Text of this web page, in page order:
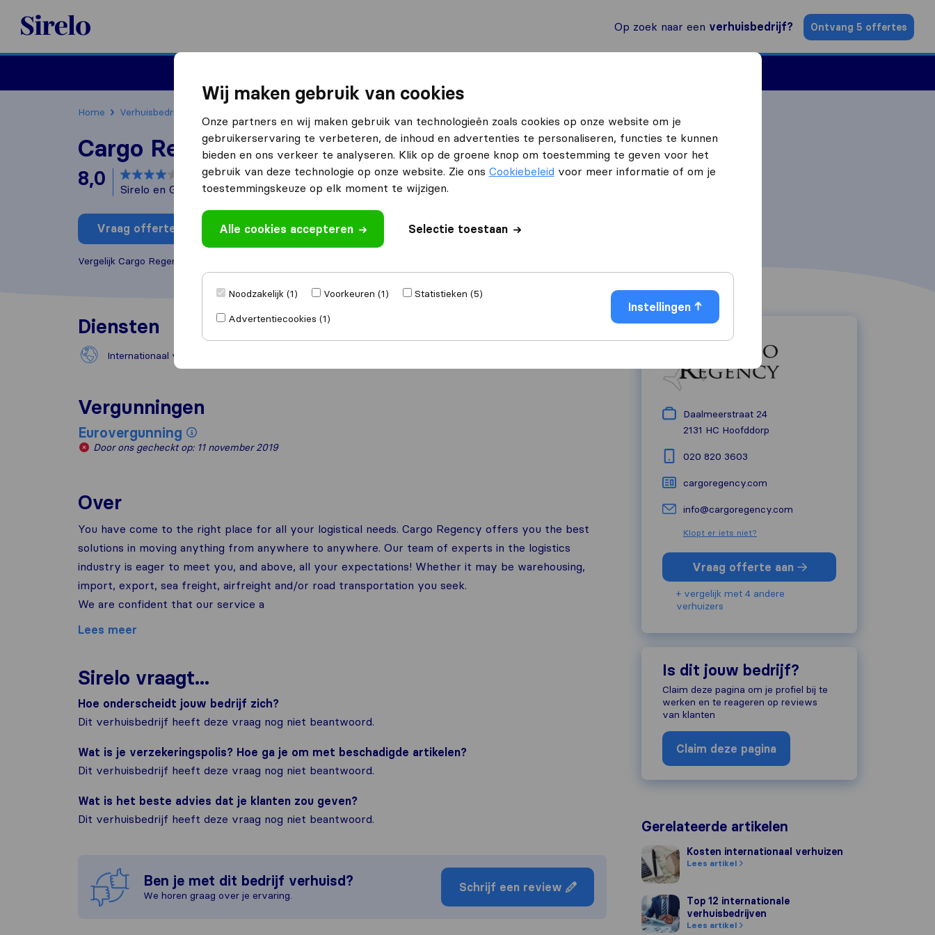
Sirelo.nl
Op zoek naar een verhuisbedrijf? Ontvang 5 offertes
Home Verhuisbedrijven
Cargo Regency
8,0 gebaseerd op1
Sirelo en Google reviews
i
Vraag offerte aan Schrijf beoordeling
Vergelijk Cargo Regency met andere
Diensten
Internationaal verhuizen
Vergunningen
Eurovergunning
Door ons gecheckt op: 11 november 2019
Over
You have come to the right place for all your logistical needs. Cargo Regency offers you the best
solutions in moving anything from anywhere to anywhere. Our team of experts in the logistics
industry is eager to meet you, and above, all your expectations! Whether it may be warehousing,
import, export, sea freight, airfreight and/or road transportation you seek.
We are confident that our service a
Lees meer
Sirelo vraagt...
Hoe onderscheidt jouw bedrijf zich?
Dit verhuisbedrijf heeft deze vraag nog niet beantwoord.
Wat is je verzekeringspolis? Hoe ga je om met beschadigde artikelen?
Dit verhuisbedrijf heeft deze vraag nog niet beantwoord.
Wat is het beste advies dat je klanten zou geven?
Dit verhuisbedrijf heeft deze vraag nog niet beantwoord.
Ben je met dit bedrijf verhuisd?
We horen graag over je ervaring.
Schrijf een review
Daalmeerstraat 24
2131 HC Hoofddorp
020 820 3603
cargoregency.com
info@cargoregency.com
Klopt er iets niet?
Vraag offerte aan
+ vergelijk met 4 andere
verhuizers
Is dit jouw bedrijf?
Claim deze pagina om je profiel bij te
werken en te reageren op reviews
van klanten
Claim deze pagina
Gerelateerde artikelen
Kosten internationaal verhuizen
Kosten internationaal verhuizen
Lees artikel
Top 12 internationale verhuisbedrijven
Top 12 internationale
verhuisbedrijven
Lees artikel
Wij maken gebruik van cookies
Onze partners en wij maken gebruik van technologieën zoals cookies op onze website om je
gebruikerservaring te verbeteren, de inhoud en advertenties te personaliseren, functies te kunnen
bieden en ons verkeer te analyseren. Klik op de groene knop om toestemming te geven voor het
gebruik van deze technologie op onze website. Zie ons Cookiebeleid voor meer informatie of om je
toestemmingskeuze op elk moment te wijzigen.
Alle cookies accepteren Selectie toestaan
Noodzakelijk (1) Voorkeuren (1)
Statistieken (5)
Advertentiecookies (1)
Instellingen